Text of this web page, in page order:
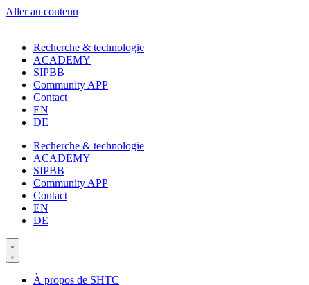
Aller au contenu
Recherche & technologie
ACADEMY
SIPBB
Community APP
Contact
EN
DE
Recherche & technologie
ACADEMY
SIPBB
Community APP
Contact
EN
DE
À propos de SHTC